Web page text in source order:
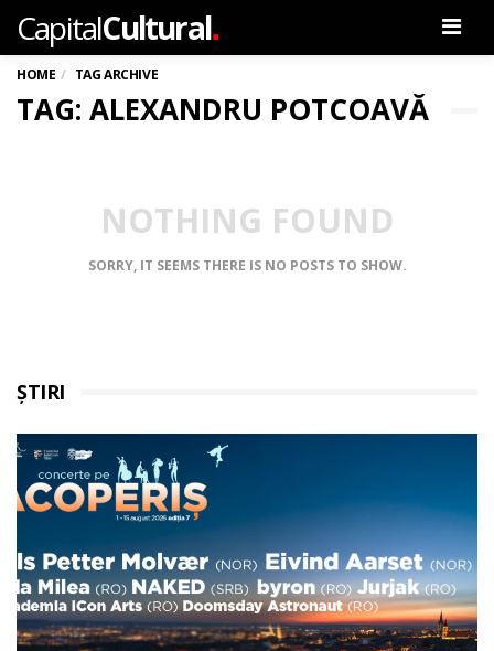
CapitalCultural.
HOME TAG ARCHIVE
TAG: ALEXANDRU POTCOAVĂ
NOTHING FOUND
SORRY, IT SEEMS THERE IS NO POSTS TO SHOW.
ȘTIRI